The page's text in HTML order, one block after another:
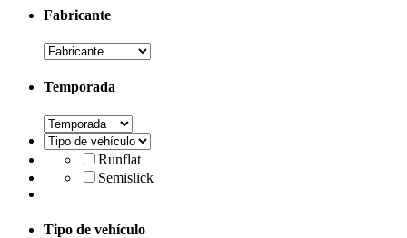
Fabricante
Temporada
Runflat
Semislick
Tipo de vehículo